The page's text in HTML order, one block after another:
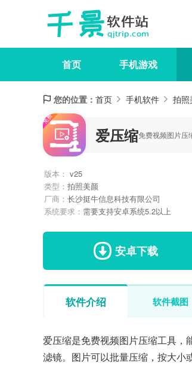
首页 手机游戏
您的位置： 首页 手机软件 拍照
爱压缩免费视频图片压
版本： v25
类型： 拍照美颜
厂商： 长沙挺牛信息科技有限公司
系统要求： 需要支持安卓系统5.2以上
安卓下载
软件介绍 软件截图
爱压缩是免费视频图片压缩工具，
滤镜。图片可以批量压缩，按大小